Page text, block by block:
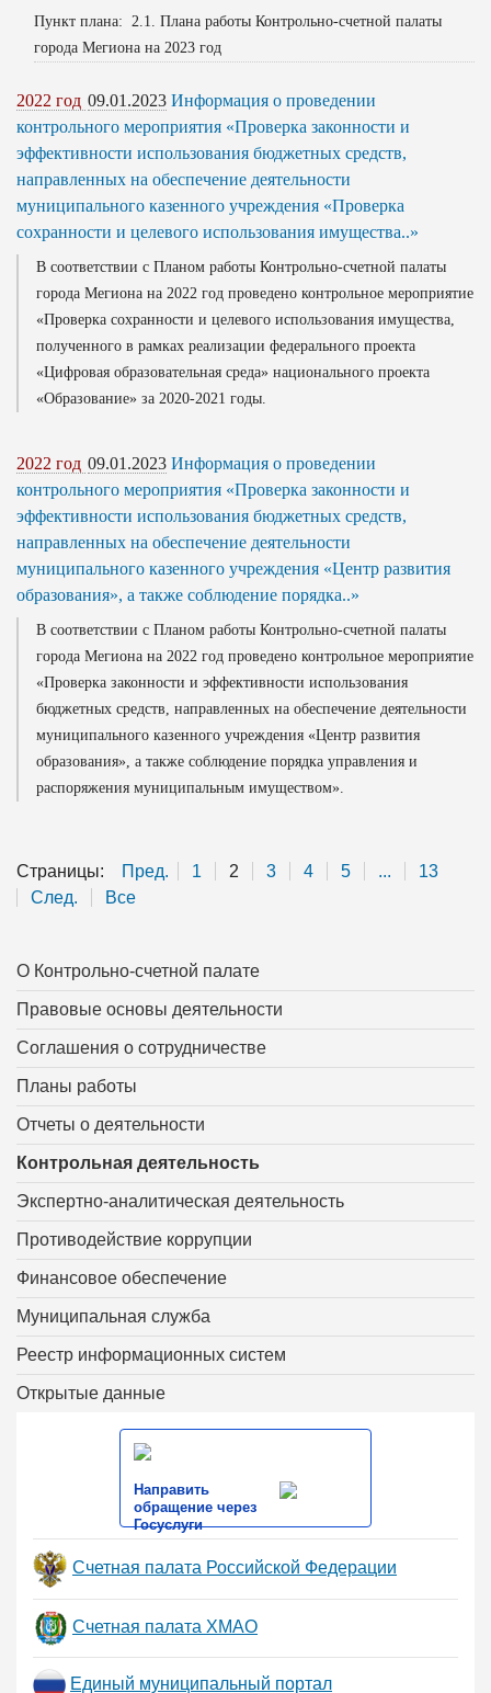
О Контрольно-счетной палате
Правовые основы деятельности
Соглашения о сотрудничестве
Планы работы
Отчеты о деятельности
Контрольная деятельность
Экспертно-аналитическая деятельность
Противодействие коррупции
Финансовое обеспечение
Муниципальная служба
Реестр информационных систем
Открытые данные
Направить
обращение через
Госуслуги
Счетная палата Российской Федерации
Счетная палата ХМАО
Единый муниципальный портал
Пункт плана: 2.1. Плана работы Контрольно-счетной палаты
города Мегиона на 2023 год
2022 год 09.01.2023 Информация о проведении
контрольного мероприятия «Проверка законности и
эффективности использования бюджетных средств,
направленных на обеспечение деятельности
муниципального казенного учреждения «Проверка
сохранности и целевого использования имущества..»
В соответствии с Планом работы Контрольно-счетной палаты
города Мегиона на 2022 год проведено контрольное мероприятие
«Проверка сохранности и целевого использования имущества,
полученного в рамках реализации федерального проекта
«Цифровая образовательная среда» национального проекта
«Образование» за 2020-2021 годы.
2022 год 09.01.2023 Информация о проведении
контрольного мероприятия «Проверка законности и
эффективности использования бюджетных средств,
направленных на обеспечение деятельности
муниципального казенного учреждения «Центр развития
образования», а также соблюдение порядка..»
В соответствии с Планом работы Контрольно-счетной палаты
города Мегиона на 2022 год проведено контрольное мероприятие
«Проверка законности и эффективности использования
бюджетных средств, направленных на обеспечение деятельности
муниципального казенного учреждения «Центр развития
образования», а также соблюдение порядка управления и
распоряжения муниципальным имуществом».
Страницы: Пред. 1 2 3 4 5 ...
13
След.
Все